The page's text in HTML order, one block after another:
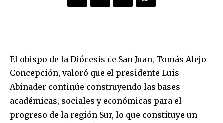
El obispo de la Diócesis de San Juan, Tomás Alejo
Concepción, valoró que el presidente Luis
Abinader continúe construyendo las bases
académicas, sociales y económicas para el
progreso de la región Sur, lo que constituye un